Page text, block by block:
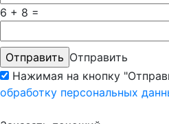
6 + 8 =
Отправить
Нажимая на кнопку
обработку персональных